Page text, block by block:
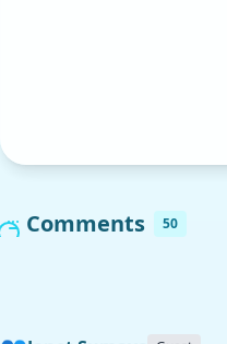
Comments 50